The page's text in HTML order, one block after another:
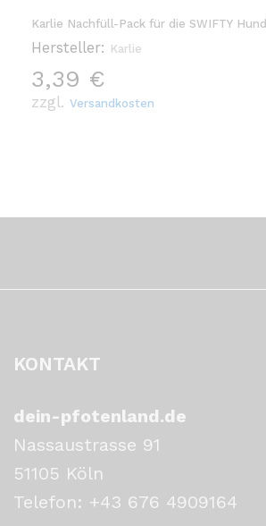
Karlie Nachfüll-Pack für die SWIFTY
Hersteller: Karlie
3,39 €
zzgl. Versandkosten
KONTAKT
dein-pfotenland.de
Nassaustrasse 91
51105 Köln
Telefon: +43 676 4909164‬